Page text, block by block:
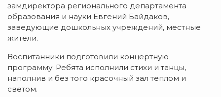
замдиректора регионального департамента
образования и науки Евгений Байдаков,
заведующие дошкольных учреждений, местные
жители.
Воспитанники подготовили концертную
программу. Ребята исполнили стихи и танцы,
наполнив и без того красочный зал теплом и
светом.